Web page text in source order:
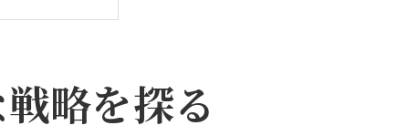
略を探る